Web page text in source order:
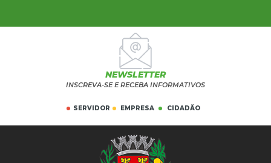
NEWSLETTER
INSCREVA-SE E RECEBA INFORMATIVOS
SERVIDOR EMPRESA CIDADÃO